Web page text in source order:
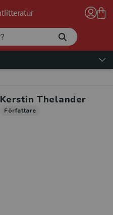
Kerstin Thelander
Författare